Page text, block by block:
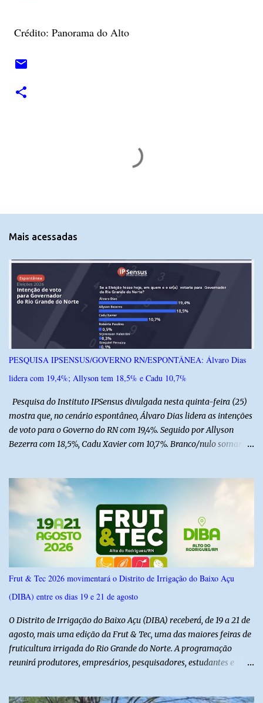
Crédito: Panorama do Alto
n
r
i
o
Mais acessadas
PESQUISA IPSENSUS/GOVERNO RN/ESPONTÂNEA: Álvaro Dias
lidera com 19,4%; Allyson tem 18,5% e Cadu 10,7%
Pesquisa do Instituto IPSensus divulgada nesta quinta-feira (25)
mostra que, no cenário espontâneo, Álvaro Dias lidera as intenções
de voto para o Governo do RN com 19,4%. Seguido por Allyson
Bezerra com 18,5%, Cadu Xavier com 10,7%. Branco/nulo somaram
do Norte entre os dias 18 e 22 de junho de 2026. O levantamento
possui margem de erro de 2,5 pontos percentuais e nível de
confiança de 95%. Registro no TSE: RN-09520/2026
Frut & Tec 2026 movimentará o Distrito de Irrigação do Baixo Açu
(DIBA) entre os dias 19 e 21 de agosto
O Distrito de Irrigação do Baixo Açu (DIBA) receberá, de 19 a 21 de
agosto, mais uma edição da Frut & Tec, uma das maiores feiras de
fruticultura irrigada do Rio Grande do Norte. A programação
reunirá produtores, empresários, pesquisadores, estudantes e